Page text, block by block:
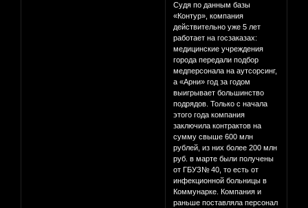
Судя по данным базы
«Контур», компания
действительно уже 5 лет
работает на госзаказах:
медицинские учреждения
города передали подбор
медперсонала на аутсорсинг,
а «Арни» год за годом
выигрывает большинство
подрядов. Только с начала
этого года компания
заключила контрактов на
сумму свыше 600 млн
рублей, из них более 200 млн
руб. в марте были получены
от ГБУЗ№ 40, то есть от
инфекционной больницы в
Коммунарке. Компания и
раньше поставляла персонал